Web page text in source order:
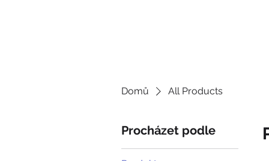
Domů All Products
Procházet podle